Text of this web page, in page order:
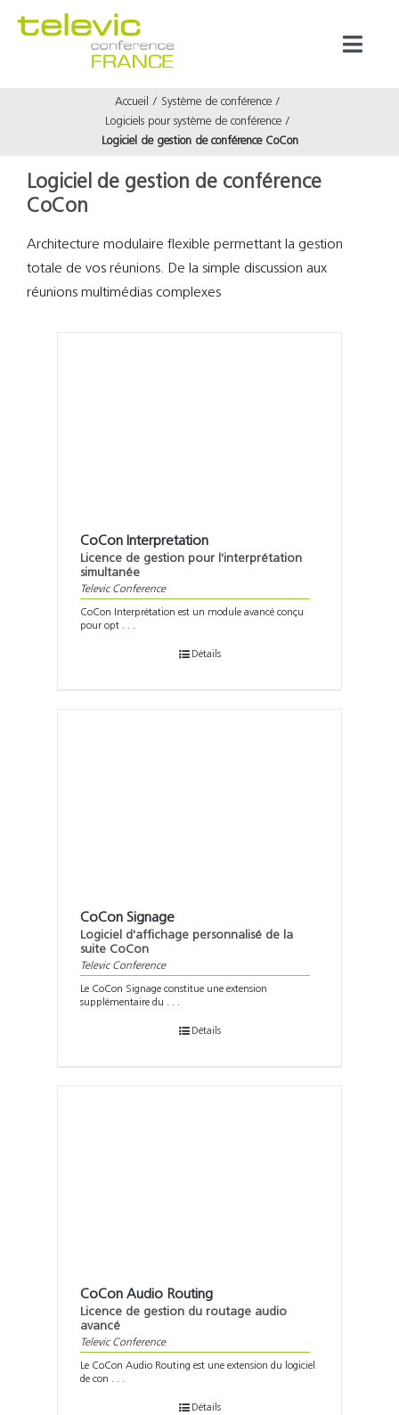
Accueil
Système de conférence
Logiciels pour système de conférence
Logiciel de gestion de conférence CoCon
Logiciel de gestion de conférence
CoCon
Architecture modulaire flexible permettant la gestion
totale de vos réunions. De la simple discussion aux
réunions multimédias complexes
CoCon Interpretation
Licence de gestion pour l'interprétation
simultanée
Televic Conference
CoCon Interprétation est un module avancé conçu
pour opt . . .
Détails
CoCon Signage
Logiciel d'affichage personnalisé de la
suite CoCon
Televic Conference
Le CoCon Signage constitue une extension
supplémentaire du . . .
Détails
CoCon Audio Routing
Licence de gestion du routage audio
avancé
Televic Conference
Le CoCon Audio Routing est une extension du logiciel
de con . . .
Détails